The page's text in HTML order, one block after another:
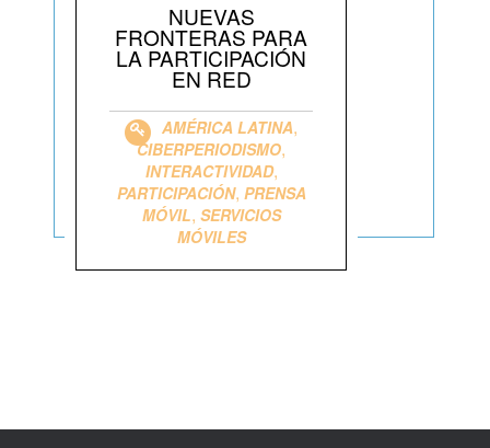
NUEVAS
FRONTERAS PARA
LA PARTICIPACIÓN
EN RED
AMÉRICA LATINA,
CIBERPERIODISMO,
INTERACTIVIDAD,
PARTICIPACIÓN, PRENSA
MÓVIL, SERVICIOS
MÓVILES